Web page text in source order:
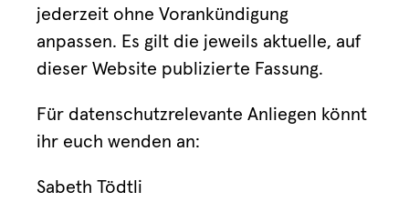
jederzeit ohne Vorankündigung
anpassen. Es gilt die jeweils aktuelle, auf
dieser Website publizierte Fassung.
Für datenschutzrelevante Anliegen könnt
ihr euch wenden an:
Sabeth Tödtli